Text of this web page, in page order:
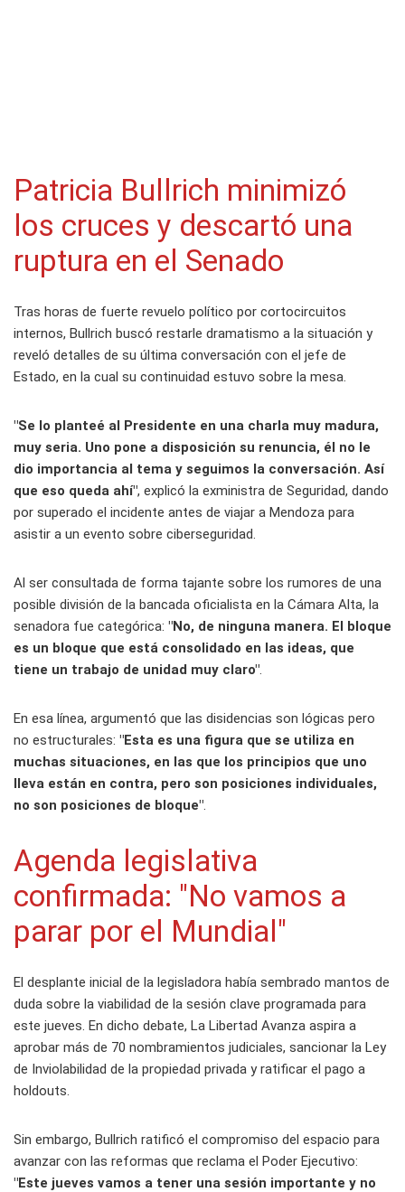
Patricia Bullrich minimizó
los cruces y descartó una
ruptura en el Senado
Tras horas de fuerte revuelo político por cortocircuitos
internos, Bullrich buscó restarle dramatismo a la situación y
reveló detalles de su última conversación con el jefe de
Estado, en la cual su continuidad estuvo sobre la mesa.
"Se lo planteé al Presidente en una charla muy madura,
muy seria. Uno pone a disposición su renuncia, él no le
dio importancia al tema y seguimos la conversación. Así
que eso queda ahí", explicó la exministra de Seguridad, dando
por superado el incidente antes de viajar a Mendoza para
asistir a un evento sobre ciberseguridad.
Al ser consultada de forma tajante sobre los rumores de una
posible división de la bancada oficialista en la Cámara Alta, la
senadora fue categórica: "No, de ninguna manera. El bloque
es un bloque que está consolidado en las ideas, que
tiene un trabajo de unidad muy claro".
En esa línea, argumentó que las disidencias son lógicas pero
no estructurales: "Esta es una figura que se utiliza en
muchas situaciones, en las que los principios que uno
lleva están en contra, pero son posiciones individuales,
no son posiciones de bloque".
Agenda legislativa
confirmada: "No vamos a
parar por el Mundial"
El desplante inicial de la legisladora había sembrado mantos de
duda sobre la viabilidad de la sesión clave programada para
este jueves. En dicho debate, La Libertad Avanza aspira a
aprobar más de 70 nombramientos judiciales, sancionar la Ley
de Inviolabilidad de la propiedad privada y ratificar el pago a
holdouts.
Sin embargo, Bullrich ratificó el compromiso del espacio para
avanzar con las reformas que reclama el Poder Ejecutivo:
"Este jueves vamos a tener una sesión importante y no